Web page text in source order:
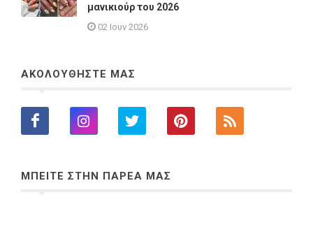
μανικιούρ του 2026
02 Ιουν 2026
ΑΚΟΛΟΥΘΗΣΤΕ ΜΑΣ
ΜΠΕΙΤΕ ΣΤΗΝ ΠΑΡΕΑ ΜΑΣ